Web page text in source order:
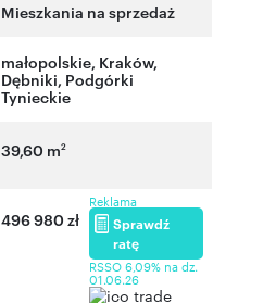
Mieszkania na sprzedaż
małopolskie, Kraków,
Dębniki, Podgórki
Tynieckie
39,60 m2
496 980 zł
Reklama
Sprawdź
ratę
RSSO 6,09% na dz.
01.06.26